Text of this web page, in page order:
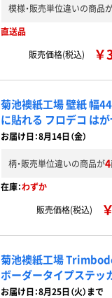
模様・販売単位違いの商品
直送品
販売価格(税込)
菊池襖紙工場 壁紙 幅
に貼れる フロデコ は
お届け日：8月14日（金）
柄・販売単位違いの商品が4
在庫：わずか
販売価格(税込)
菊池襖紙工場
ボーダータイプステッ
お届け日：8月25日（火）まで